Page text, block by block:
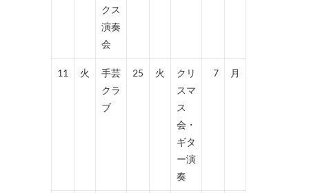
クス
演奏
会
11 火
手芸
クラ
ブ
25 火
クリ
スマ
ス
会・
ギタ
ー演
奏
7 月